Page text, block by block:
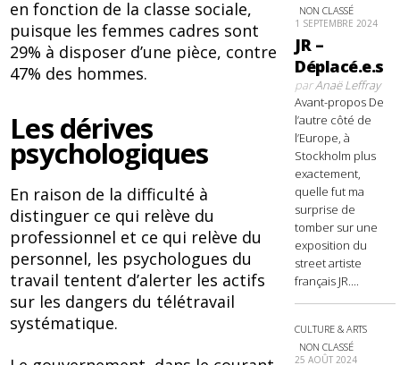
en fonction de la classe sociale,
puisque les femmes cadres sont
29% à disposer d’une pièce, contre
47% des hommes.
Les dérives
psychologiques
En raison de la difficulté à
distinguer ce qui relève du
professionnel et ce qui relève du
personnel, les psychologues du
travail tentent d’alerter les actifs
sur les dangers du télétravail
systématique.
NON CLASSÉ
1 SEPTEMBRE 2024
JR –
Déplacé.e.s
parAnaë Leffray
Avant-propos De
l’autre côté de
l’Europe, à
Stockholm plus
exactement,
quelle fut ma
surprise de
tomber sur une
exposition du
street artiste
français JR....
CULTURE & ARTS
NON CLASSÉ
25 AOÛT 2024